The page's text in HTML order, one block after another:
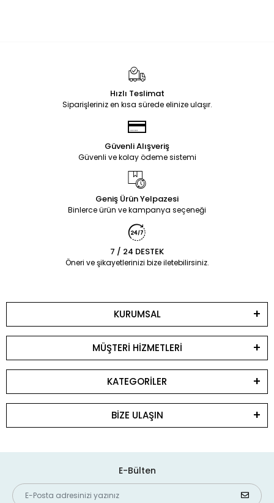
Hızlı Teslimat
Siparişleriniz en kısa sürede elinize ulaşır.
Güvenli Alışveriş
Güvenli ve kolay ödeme sistemi
Geniş Ürün Yelpazesi
Binlerce ürün ve kampanya seçeneği
7 / 24 DESTEK
Öneri ve şikayetlerinizi bize iletebilirsiniz.
KURUMSAL
MÜŞTERİ HİZMETLERİ
KATEGORİLER
BİZE ULAŞIN
E-Bülten